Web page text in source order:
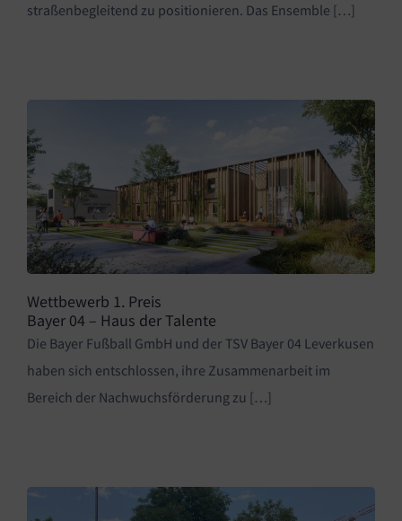
straßenbegleitend zu positionieren. Das Ensemble […]
Wettbewerb 1. Preis
Bayer 04 – Haus der Talente
Die Bayer Fußball GmbH und der TSV Bayer 04 Leverkusen
haben sich entschlossen, ihre Zusammenarbeit im
Bereich der Nachwuchsförderung zu […]